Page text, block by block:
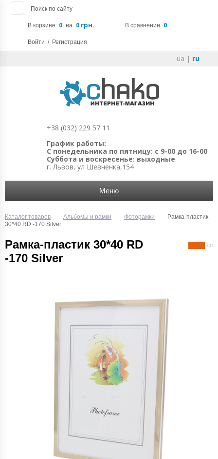
Поиск по сайту
В корзине 0 на 0 грн. В сравнении 0
Войти / Регистрация
ua | ru
+38 (032) 229 57 11
График работы:
С понедельника по пятницу: с 9-00 до 16-00
Суббота и воскресенье: выходные
г. Львов, ул Шевченка,154
Меню
Каталог товаров Альбомы и рамки Фоторамки
Рамка-пластик
30*40 RD -170 Silver
Рамка-пластик 30*40 RD
-170 Silver
( 1 )